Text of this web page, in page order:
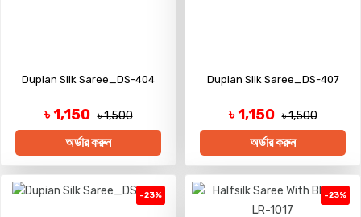
Dupian Silk Saree_DS-404
৳ 1,150 ৳ 1,500
অর্ডার করুন
Dupian Silk Saree_DS-407
৳ 1,150 ৳ 1,500
অর্ডার করুন
-23% -23%